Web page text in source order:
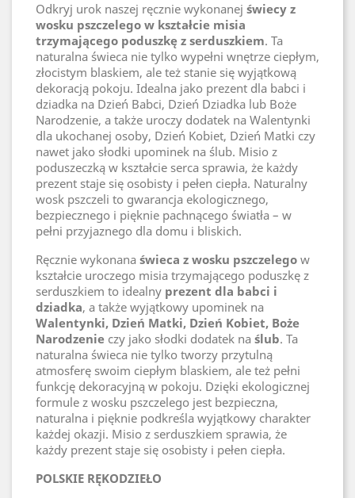
Odkryj urok naszej ręcznie wykonanej świecy z
wosku pszczelego w kształcie misia
trzymającego poduszkę z serduszkiem. Ta
naturalna świeca nie tylko wypełni wnętrze ciepłym,
złocistym blaskiem, ale też stanie się wyjątkową
dekoracją pokoju. Idealna jako prezent dla babci i
dziadka na Dzień Babci, Dzień Dziadka lub Boże
Narodzenie, a także uroczy dodatek na Walentynki
dla ukochanej osoby, Dzień Kobiet, Dzień Matki czy
nawet jako słodki upominek na ślub. Misio z
poduszeczką w kształcie serca sprawia, że każdy
prezent staje się osobisty i pełen ciepła. Naturalny
wosk pszczeli to gwarancja ekologicznego,
bezpiecznego i pięknie pachnącego światła – w
pełni przyjaznego dla domu i bliskich.
Ręcznie wykonana świeca z wosku pszczelego w
kształcie uroczego misia trzymającego poduszkę z
serduszkiem to idealny prezent dla babci i
dziadka, a także wyjątkowy upominek na
Walentynki, Dzień Matki, Dzień Kobiet, Boże
Narodzenie czy jako słodki dodatek na ślub. Ta
naturalna świeca nie tylko tworzy przytulną
atmosferę swoim ciepłym blaskiem, ale też pełni
funkcję dekoracyjną w pokoju. Dzięki ekologicznej
formule z wosku pszczelego jest bezpieczna,
naturalna i pięknie podkreśla wyjątkowy charakter
każdej okazji. Misio z serduszkiem sprawia, że
każdy prezent staje się osobisty i pełen ciepła.
POLSKIE RĘKODZIEŁO